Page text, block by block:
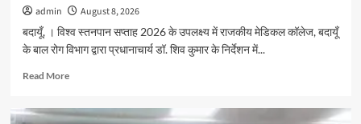
admin
August 8, 2026
बदायूँ, । विश्व स्तनपान सप्ताह 2026 के उपलक्ष्य में राजकीय मेडिकल कॉलेज, बदायूँ
के बाल रोग विभाग द्वारा प्रधानाचार्य डॉ. शिव कुमार के निर्देशन में...
Read MoreRead
विश्व